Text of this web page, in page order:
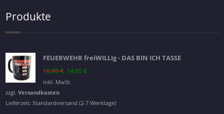
Produkte
FEUERWEHR freiWILLIg - DAS BIN ICH TASSE
16,95€ Ursprünglicher
Preis
16,95 €
14,95€
14,95 €.
inkl. MwSt.
zzgl. Versandkosten
Lieferzeit: Standardversand (2-7 Werktage)